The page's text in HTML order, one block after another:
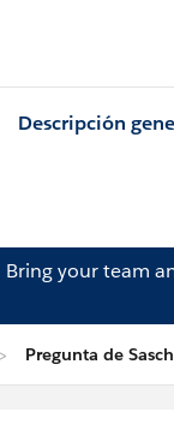
Descripción
Bring your team
Pregunta de